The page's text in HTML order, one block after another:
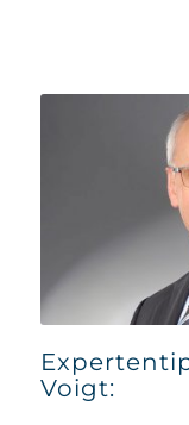
Voigt: